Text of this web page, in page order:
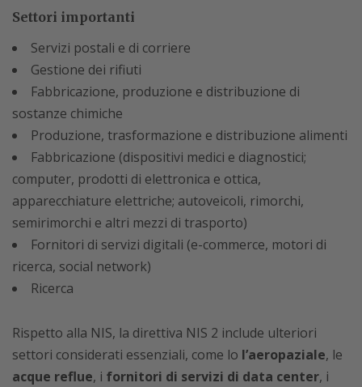
Settori importanti
Servizi postali e di corriere
Gestione dei rifiuti
Fabbricazione, produzione e distribuzione di
sostanze chimiche
Produzione, trasformazione e distribuzione alimenti
Fabbricazione (dispositivi medici e diagnostici;
computer, prodotti di elettronica e ottica,
apparecchiature elettriche; autoveicoli, rimorchi,
semirimorchi e altri mezzi di trasporto)
Fornitori di servizi digitali (e-commerce, motori di
ricerca, social network)
Ricerca
Rispetto alla NIS, la direttiva NIS 2 include ulteriori
settori considerati essenziali, come lo l’aeropaziale, le
acque reflue, i fornitori di servizi di data center, i